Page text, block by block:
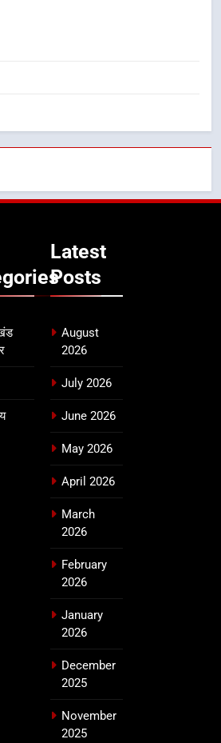
Latest
Posts
August
2026
July 2026
June 2026
May 2026
April 2026
March
2026
February
2026
January
2026
December
2025
November
2025